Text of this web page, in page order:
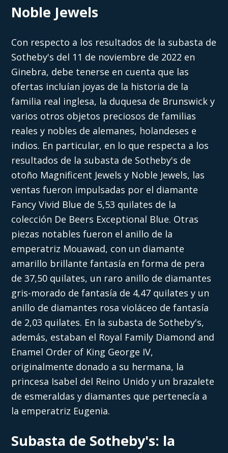
Noble Jewels
Con respecto a los resultados de la subasta de
Sotheby's del 11 de noviembre de 2022 en
Ginebra, debe tenerse en cuenta que las
ofertas incluían joyas de la historia de la
familia real inglesa, la duquesa de Brunswick y
varios otros objetos preciosos de familias
reales y nobles de alemanes, holandeses e
indios. En particular, en lo que respecta a los
resultados de la subasta de Sotheby's de
otoño Magnificent Jewels y Noble Jewels, las
ventas fueron impulsadas por el diamante
Fancy Vivid Blue de 5,53 quilates de la
colección De Beers Exceptional Blue. Otras
piezas notables fueron el anillo de la
emperatriz Mouawad, con un diamante
amarillo brillante fantasía en forma de pera
de 37,50 quilates, un raro anillo de diamantes
gris-morado de fantasía de 4,47 quilates y un
anillo de diamantes rosa violáceo de fantasía
de 2,03 quilates. En la subasta de Sotheby's,
además, estaban el Royal Family Diamond and
Enamel Order of King George IV,
originalmente donado a su hermana, la
princesa Isabel del Reino Unido y un brazalete
de esmeraldas y diamantes que pertenecía a
la emperatriz Eugenia.
Subasta de Sotheby's: la